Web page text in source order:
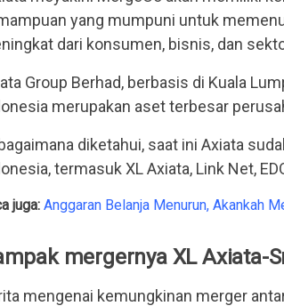
yang mumpuni untuk
dari konsumen, bisnis, dan
Group Berhad, berbasis di Kuala
merupakan aset terbesar
diketahui, saat ini Axiata
termasuk XL Axiata, Link Net,
juga: Anggaran Belanja Menurun, Akankah
mergernya XL Axiata-
mengenai kemungkinan merger